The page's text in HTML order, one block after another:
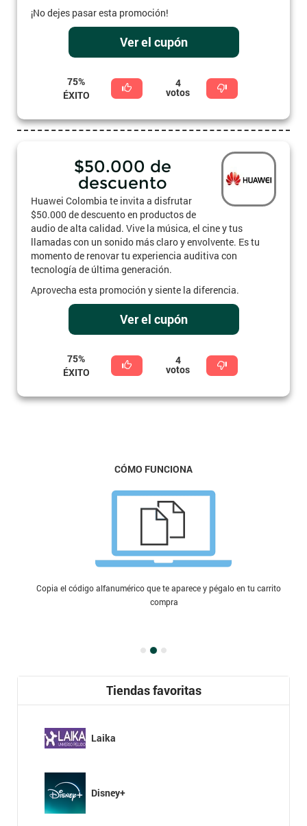
¡No dejes pasar esta promoción!
Ver el cupón
75%
ÉXITO
4
votos
$50.000 de
descuento
Huawei Colombia te invita a disfrutar
$50.000 de descuento en productos de
audio de alta calidad. Vive la música, el cine y tus
llamadas con un sonido más claro y envolvente. Es tu
momento de renovar tu experiencia auditiva con
tecnología de última generación.
Aprovecha esta promoción y siente la diferencia.
Ver el cupón
75%
ÉXITO
4
votos
CÓMO FUNCIONA
Copia el código alfanumérico que te aparece y pégalo en tu carrito de
compra
Tiendas favoritas
Laika
Disney+